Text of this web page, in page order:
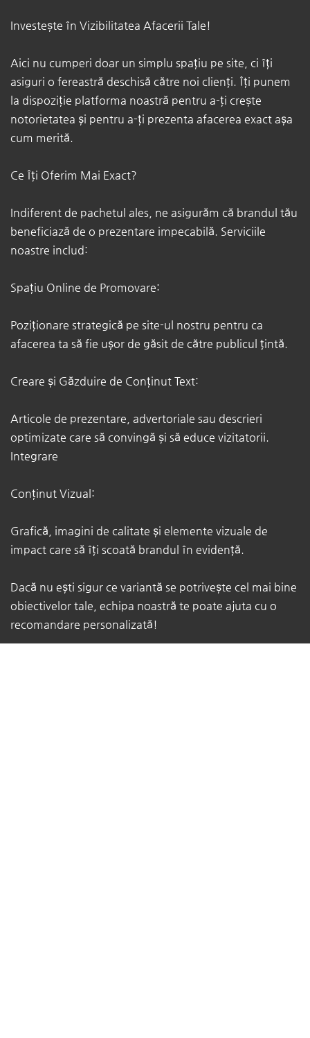
Investește în Vizibilitatea Afacerii Tale!​
Aici nu cumperi doar un simplu spațiu pe site, ci îți
asiguri o fereastră deschisă către noi clienți. Îți punem
la dispoziție platforma noastră pentru a-ți crește
notorietatea și pentru a-ți prezenta afacerea exact așa
cum merită.
Ce Îți Oferim Mai Exact? ​
Indiferent de pachetul ales, ne asigurăm că brandul tău
beneficiază de o prezentare impecabilă. Serviciile
noastre includ: ​
Spațiu Online de Promovare:
Poziționare strategică pe site-ul nostru pentru ca
afacerea ta să fie ușor de găsit de către publicul țintă. ​
Creare și Găzduire de Conținut Text:
Articole de prezentare, advertoriale sau descrieri
optimizate care să convingă și să educe vizitatorii. ​
Integrare
Conținut Vizual:
Grafică, imagini de calitate și elemente vizuale de
impact care să îți scoată brandul în evidență.
Dacă nu ești sigur ce variantă se potrivește cel mai bine
obiectivelor tale, echipa noastră te poate ajuta cu o
recomandare personalizată!